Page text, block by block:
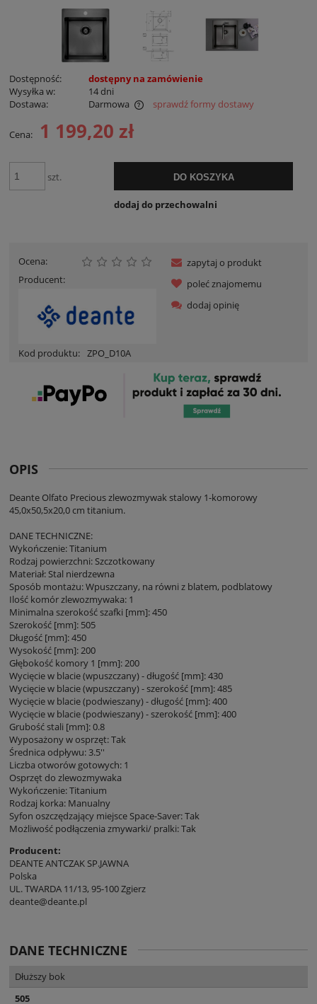
Dostępność:
dostępny na zamówienie
Wysyłka w:
14 dni
Dostawa:
Darmowa
sprawdź formy dostawy
Cena: 1 199,20 zł
szt. DO KOSZYKA
dodaj do przechowalni
Ocena:
Producent:
Kod produktu: ZPO_D10A
zapytaj o produkt
poleć znajomemu
dodaj opinię
OPIS
Deante Olfato Precious zlewozmywak stalowy 1-komorowy
45,0x50,5x20,0 cm titanium.
DANE TECHNICZNE:
Wykończenie: Titanium
Rodzaj powierzchni: Szczotkowany
Materiał: Stal nierdzewna
Sposób montażu: Wpuszczany, na równi z blatem, podblatowy
Ilość komór zlewozmywaka: 1
Minimalna szerokość szafki [mm]: 450
Szerokość [mm]: 505
Długość [mm]: 450
Wysokość [mm]: 200
Głębokość komory 1 [mm]: 200
Wycięcie w blacie (wpuszczany) - długość [mm]: 430
Wycięcie w blacie (wpuszczany) - szerokość [mm]: 485
Wycięcie w blacie (podwieszany) - długość [mm]: 400
Wycięcie w blacie (podwieszany) - szerokość [mm]: 400
Grubość stali [mm]: 0.8
Wyposażony w osprzęt: Tak
Średnica odpływu: 3.5''
Liczba otworów gotowych: 1
Osprzęt do zlewozmywaka
Wykończenie: Titanium
Rodzaj korka: Manualny
Syfon oszczędzający miejsce Space-Saver: Tak
Możliwość podłączenia zmywarki/ pralki: Tak
Producent:
DEANTE ANTCZAK SP.JAWNA
Polska
UL. TWARDA 11/13, 95-100 Zgierz
deante@deante.pl
DANE TECHNICZNE
Dłuższy bok
505